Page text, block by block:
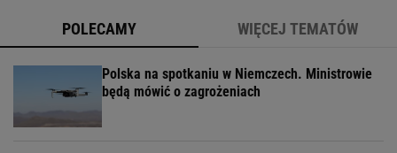
POLECAMY WIĘCEJ TEMATÓW
Polska na spotkaniu w Niemczech. Ministrowie
będą mówić o zagrożeniach